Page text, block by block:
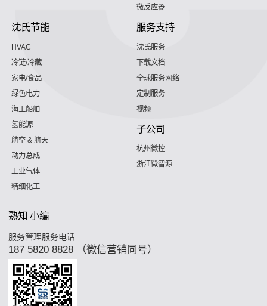
微反应器
沈氏节能
HVAC
冷链/冷藏
家电/食品
绿色电力
海工船舶
氢能源
航空 & 航天
动力总成
工业气体
精细化工
服务支持
沈氏服务
下载文档
全球服务网络
定制服务
视频
子公司
杭州微控
浙江微智源
熟知 小编
服务管理服务电话
187 5820 8828 （微信营销同号）